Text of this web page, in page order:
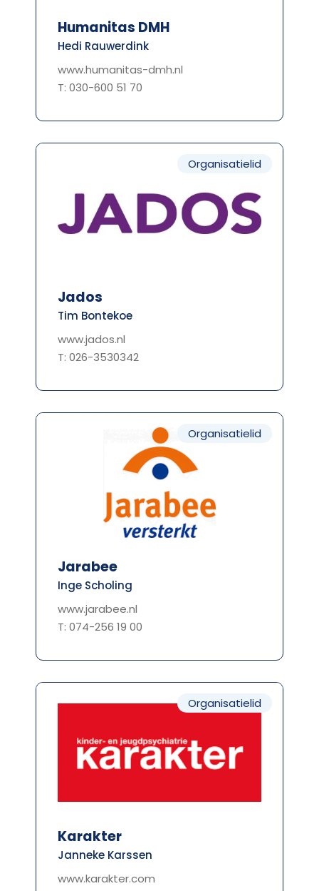
Humanitas DMH
Hedi Rauwerdink
www.humanitas-dmh.nl
T: 030-600 51 70
Organisatielid
Jados
Tim Bontekoe
www.jados.nl
T: 026-3530342
Organisatielid
Jarabee
Inge Scholing
www.jarabee.nl
T: 074-256 19 00
Organisatielid
Karakter
Janneke Karssen
www.karakter.com